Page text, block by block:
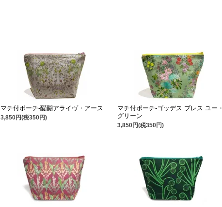
マチ付ポーチ-醍醐アライヴ・アース
3,850円(税350円)
マチ付ポーチ-ゴッデス ブレス ユー・
グリーン
3,850円(税350円)